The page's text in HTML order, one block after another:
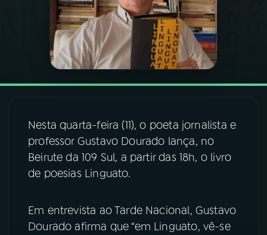
PROGRAMAS
PODCASTS
07 ÚLTIMAS
ACOMPANHE A RÁDIO NACIONAL
Nesta quarta-feira (11), o poeta jornalista e
professor Gustavo Dourado lança, no
Beirute da 109 Sul, a partir das 18h, o livro
de poesias Linguato.
Em entrevista ao Tarde Nacional, Gustavo
Dourado afirma que “em Linguato, vê-se